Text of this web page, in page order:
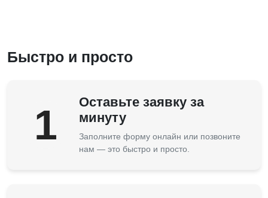
Быстро и просто
1
Оставьте заявку за
минуту
Заполните форму онлайн или позвоните
нам — это быстро и просто.